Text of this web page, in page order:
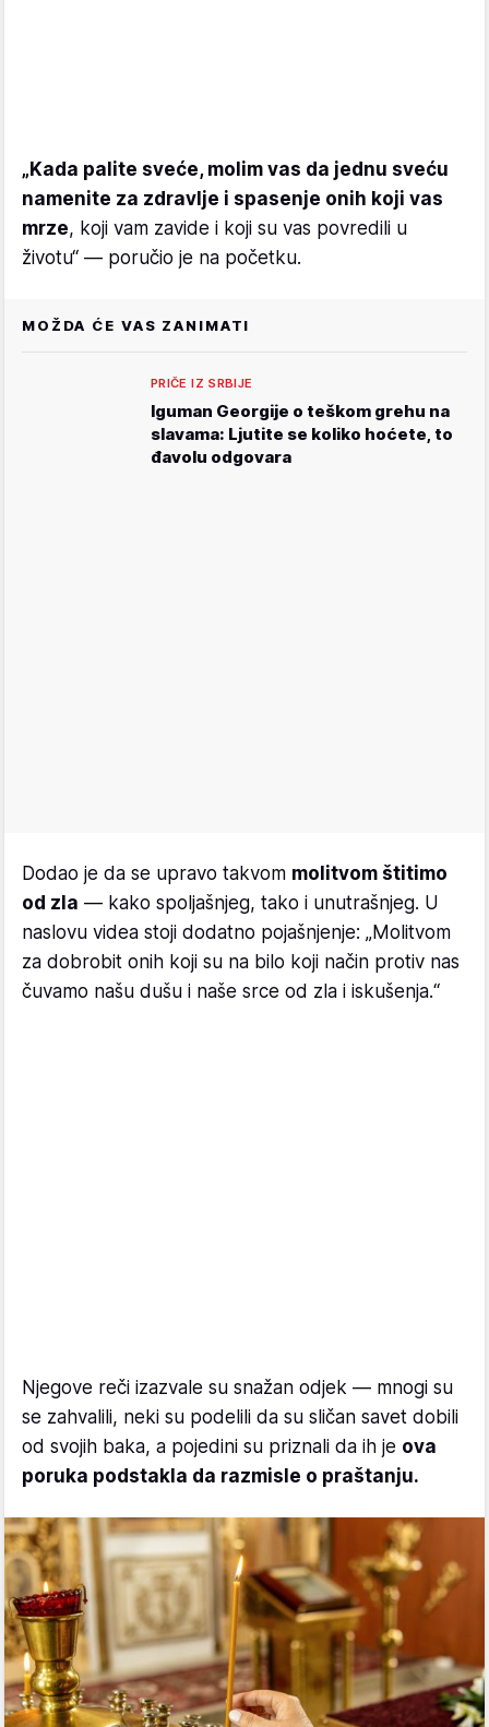
„Kada palite sveće, molim vas da jednu sveću
namenite za zdravlje i spasenje onih koji vas
mrze, koji vam zavide i koji su vas povredili u
životu“ — poručio je na početku.
MOŽDA ĆE VAS ZANIMATI
PRIČE IZ SRBIJE
Iguman Georgije o teškom grehu na
slavama: Ljutite se koliko hoćete, to
đavolu odgovara
Dodao je da se upravo takvom molitvom štitimo
od zla — kako spoljašnjeg, tako i unutrašnjeg. U
naslovu videa stoji dodatno pojašnjenje: „Molitvom
za dobrobit onih koji su na bilo koji način protiv nas
čuvamo našu dušu i naše srce od zla i iskušenja.“
Njegove reči izazvale su snažan odjek — mnogi su
se zahvalili, neki su podelili da su sličan savet dobili
od svojih baka, a pojedini su priznali da ih je ova
poruka podstakla da razmisle o praštanju.